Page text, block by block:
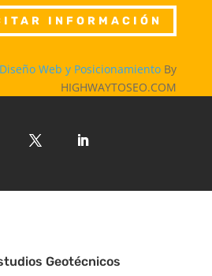
INFORMACIÓN
Diseño Web y Posicionamiento By
HIGHWAYTOSEO.COM
Geotécnicos